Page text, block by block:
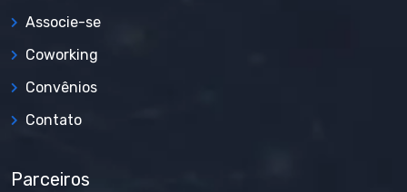
Associe-se
Coworking
Convênios
Contato
Parceiros